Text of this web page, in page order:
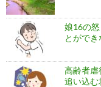
娘16の
とがで
高齢者虐
追い込む